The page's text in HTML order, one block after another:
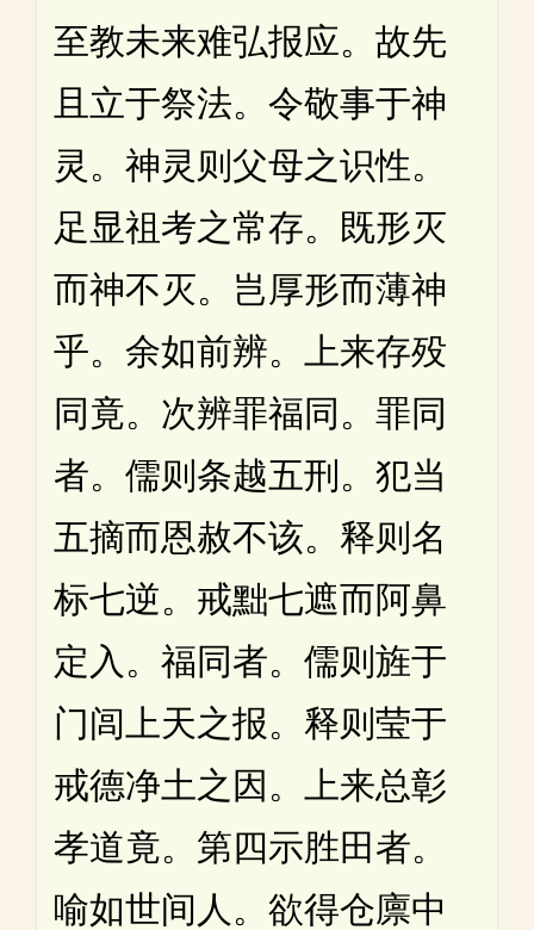
至教未来难弘报应。故先
且立于祭法。令敬事于神
灵。神灵则父母之识性。
足显祖考之常存。既形灭
而神不灭。岂厚形而薄神
乎。余如前辨。上来存殁
同竟。次辨罪福同。罪同
者。儒则条越五刑。犯当
五摘而恩赦不该。释则名
标七逆。戒黜七遮而阿鼻
定入。福同者。儒则旌于
门闾上天之报。释则莹于
戒德净土之因。上来总彰
孝道竟。第四示胜田者。
喻如世间人。欲得仓廪中